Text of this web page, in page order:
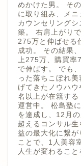
めかけた男。 そ
に取り組み、メ
カウンセリング
築。 右肩上がり
275万と伸ばせる
成功。 その結果
上275万、購買率
で伸ばす。 でも
った落ちこぼれ
げてきたノウハ
名以上が在籍す
運営中。 松島塾
を達成し、12月
超えるコンサル
益の最大化に繋
ことで、1人美容
人生が変わること